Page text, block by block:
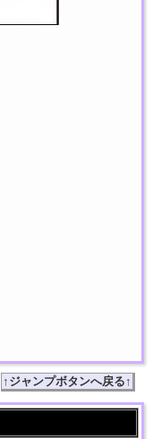
↑ジャンプボタンへ戻る↑